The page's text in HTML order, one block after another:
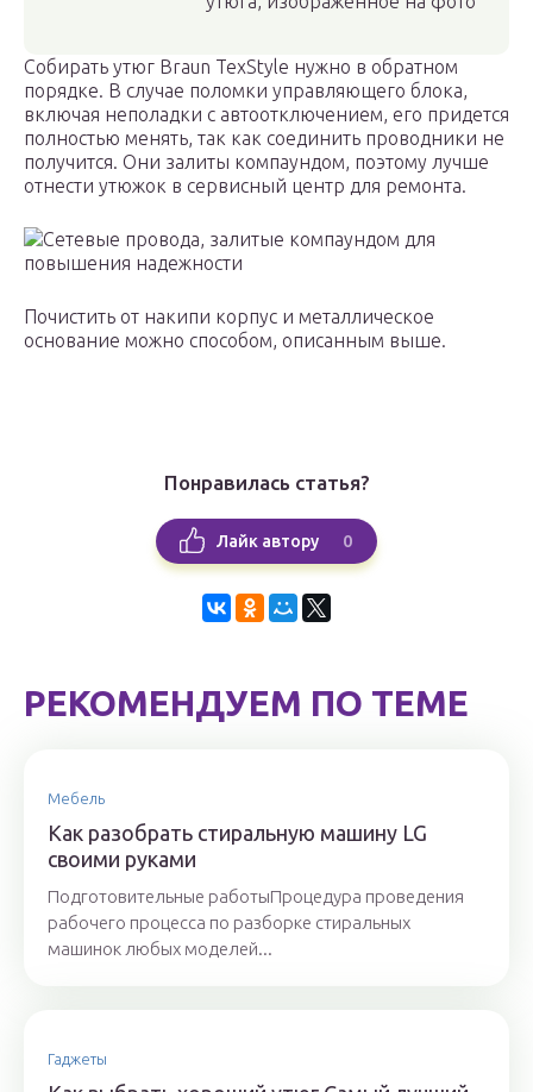
Собирать утюг Braun TexStyle нужно в обратном
порядке. В случае поломки управляющего блока,
включая неполадки с автоотключением, его придется
полностью менять, так как соединить проводники не
получится. Они залиты компаундом, поэтому лучше
отнести утюжок в сервисный центр для ремонта.
Сетевые провода, залитые компаундом для
повышения надежности
Почистить от накипи корпус и металлическое
основание можно способом, описанным выше.
Понравилась статья?
Лайк автору 0
РЕКОМЕНДУЕМ ПО ТЕМЕ
Мебель
Как разобрать стиральную машину LG
своими руками
Подготовительные работыПроцедура проведения
рабочего процесса по разборке стиральных
машинок любых моделей...
Гаджеты